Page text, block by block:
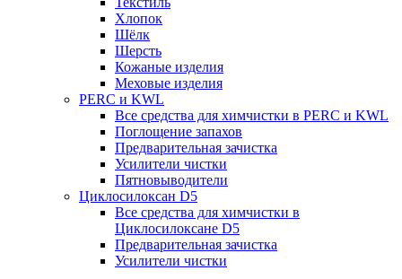
Хлопок
Шёлк
Шерсть
Кожаные изделия
Меховые изделия
PERC и KWL
Все средства для химчистки в PERC и KWL
Поглощение запахов
Предварительная зачистка
Усилители чистки
Пятновыводители
Циклосилоксан D5
Все средства для химчистки в
Циклосилоксане D5
Предварительная зачистка
Усилители чистки